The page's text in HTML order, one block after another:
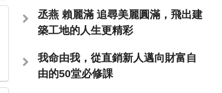
丞燕 賴麗滿 追尋美麗圓滿，飛出建
築工地的人生更精彩
我命由我，從直銷新人邁向財富自
由的50堂必修課